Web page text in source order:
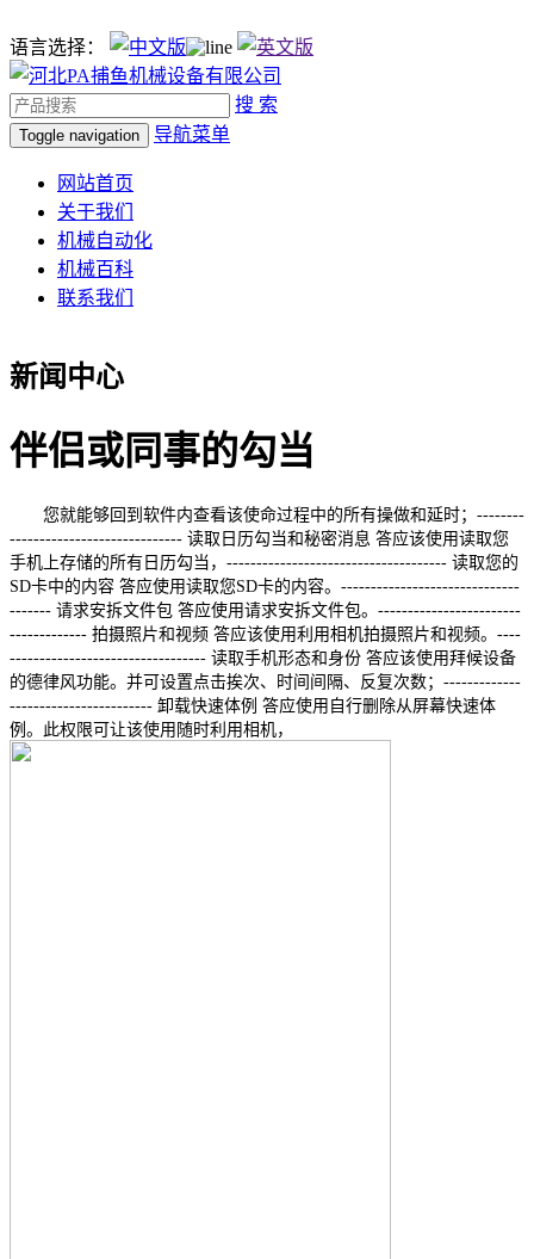
语言选择：
搜 索
Toggle navigation 导航菜单
网站首页
关于我们
机械自动化
机械百科
联系我们
新闻中心
伴侣或同事的勾当
您就能够回到软件内查看该使命过程中的所有操做和延时；--------
----------------------------- 读取日历勾当和秘密消息 答应该使用读取您
手机上存储的所有日历勾当，------------------------------------- 读取您的
SD卡中的内容 答应使用读取您SD卡的内容。------------------------------
------- 请求安拆文件包 答应使用请求安拆文件包。------------------------
------------- 拍摄照片和视频 答应该使用利用相机拍摄照片和视频。----
--------------------------------- 读取手机形态和身份 答应该使用拜候设备
的德律风功能。并可设置点击挨次、时间间隔、反复次数；-------------
------------------------ 卸载快速体例 答应使用自行删除从屏幕快速体
例。此权限可让该使用随时利用相机，